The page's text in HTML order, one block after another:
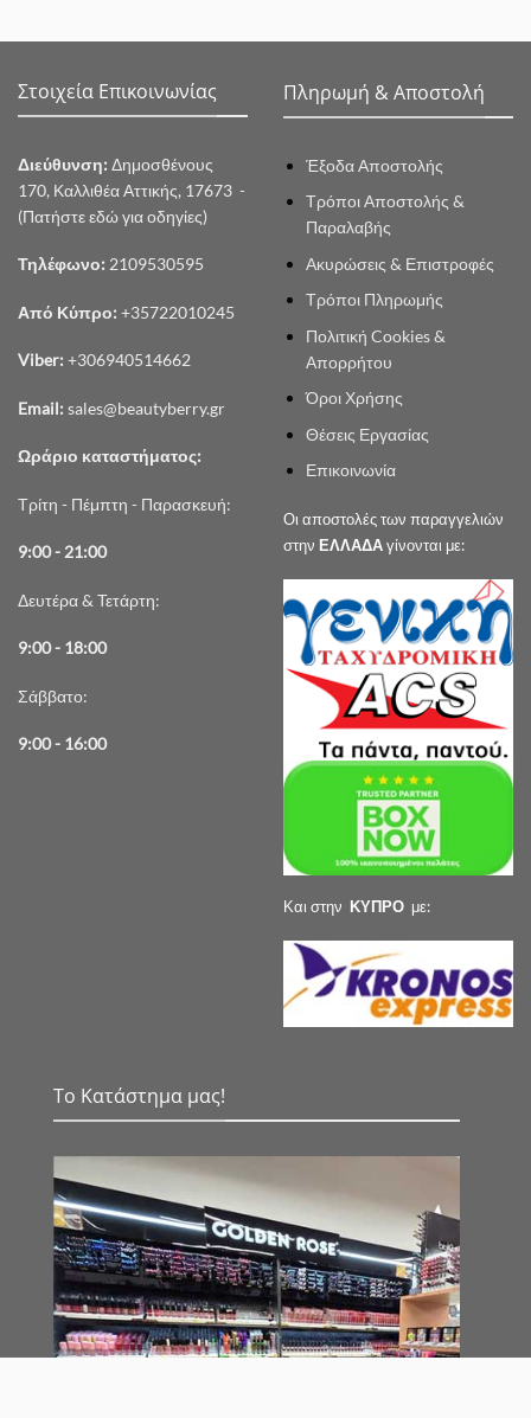
Στοιχεία Επικοινωνίας
Διεύθυνση: Δημοσθένους
170, Καλλιθέα Αττικής, 17673 -
(Πατήστε εδώ για οδηγίες)
Τηλέφωνο: 2109530595
Από Κύπρο: +35722010245
Viber: +306940514662
Email: sales@beautyberry.gr
Ωράριο καταστήματος:
Τρίτη - Πέμπτη - Παρασκευή:
9:00 - 21:00
Δευτέρα & Τετάρτη:
9:00 - 18:00
Σάββατο:
9:00 - 16:00
Πληρωμή & Αποστολή
Έξοδα Αποστολής
Τρόποι Αποστολής &
Παραλαβής
Ακυρώσεις & Επιστροφές
Τρόποι Πληρωμής
Πολιτική Cookies &
Απορρήτου
Όροι Χρήσης
Θέσεις Εργασίας
Επικοινωνία
Οι αποστολές των παραγγελιών
στην ΕΛΛΑΔΑγίνονται με:
Και στην ΚΥΠΡΟ με:
Το Κατάστημα μας!